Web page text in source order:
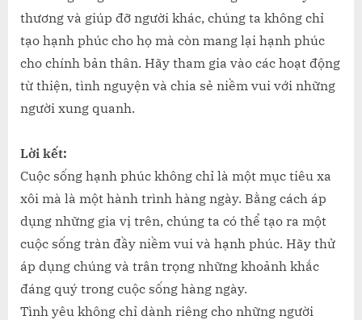
thương và giúp đỡ người khác, chúng ta không chỉ
tạo hạnh phúc cho họ mà còn mang lại hạnh phúc
cho chính bản thân. Hãy tham gia vào các hoạt động
từ thiện, tình nguyện và chia sẻ niềm vui với những
người xung quanh.
Lời kết:
Cuộc sống hạnh phúc không chỉ là một mục tiêu xa
xôi mà là một hành trình hàng ngày. Bằng cách áp
dụng những gia vị trên, chúng ta có thể tạo ra một
cuộc sống tràn đầy niềm vui và hạnh phúc. Hãy thử
áp dụng chúng và trân trọng những khoảnh khắc
đáng quý trong cuộc sống hàng ngày.
Tình yêu không chỉ dành riêng cho những người